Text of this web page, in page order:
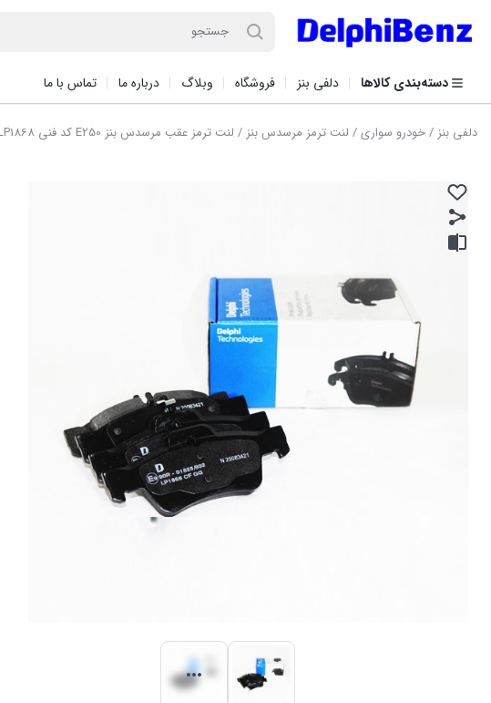
دسته‌بندی کالاها دلفی بنز فروشگاه وبلاگ درباره ما تماس با ما
دلفی بنز/خودرو سواری/ لنت ترمز مرسدس بنز/ لنت ترمز عقب مرسدس بنز E250 کد فنی LP1868